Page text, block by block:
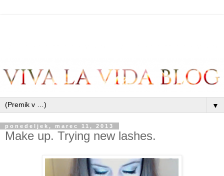
▼
ponedeljek, marec 11, 2013
Make up. Trying new lashes.